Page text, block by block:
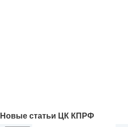
Новые статьи ЦК КПРФ